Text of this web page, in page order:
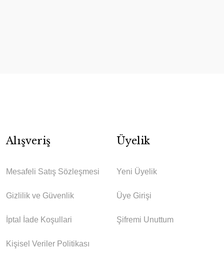
Alışveriş
Mesafeli Satış Sözleşmesi
Gizlilik ve Güvenlik
İptal İade Koşullari
Kişisel Veriler Politikası
Üyelik
Yeni Üyelik
Üye Girişi
Şifremi Unuttum